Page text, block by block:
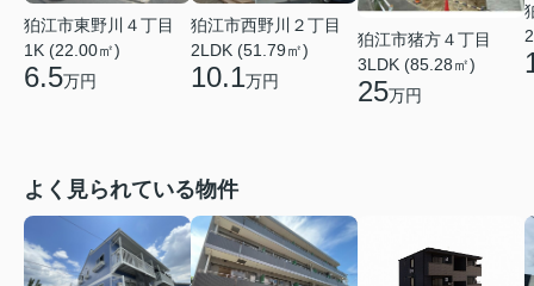
狛江市東野川４丁目
1K (22.00㎡)
6.5万円
狛江市西野川２丁目
2LDK (51.79㎡)
10.1万円
狛江市猪方４丁目
3LDK (85.28㎡)
25万円
よく見られている物件